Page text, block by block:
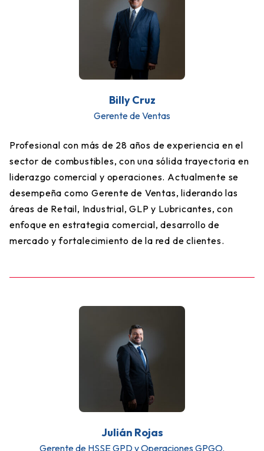
Billy Cruz
Gerente de Ventas
Profesional con más de 28 años de experiencia en el
sector de combustibles, con una sólida trayectoria en
liderazgo comercial y operaciones. Actualmente se
desempeña como Gerente de Ventas, liderando las
áreas de Retail, Industrial, GLP y Lubricantes, con
enfoque en estrategia comercial, desarrollo de
mercado y fortalecimiento de la red de clientes.
Julián Rojas
Gerente de HSSE GPD y Operaciones GPGO.